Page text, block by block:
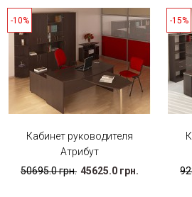
-10%
Кабинет руководителя
Атрибут
50695.0 грн. 45625.0 грн.
-15%